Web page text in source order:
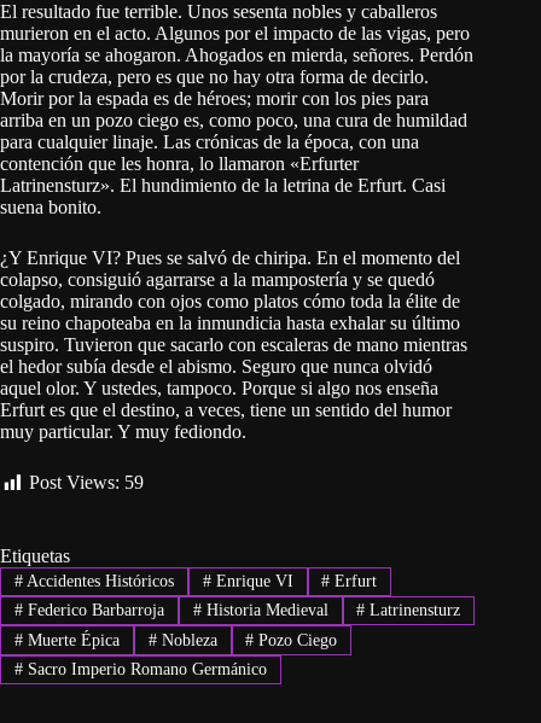
El resultado fue terrible. Unos sesenta nobles y caballeros
murieron en el acto. Algunos por el impacto de las vigas, pero
la mayoría se ahogaron. Ahogados en mierda, señores. Perdón
por la crudeza, pero es que no hay otra forma de decirlo.
Morir por la espada es de héroes; morir con los pies para
arriba en un pozo ciego es, como poco, una cura de humildad
para cualquier linaje. Las crónicas de la época, con una
contención que les honra, lo llamaron «Erfurter
Latrinensturz». El hundimiento de la letrina de Erfurt. Casi
suena bonito.
¿Y Enrique VI? Pues se salvó de chiripa. En el momento del
colapso, consiguió agarrarse a la mampostería y se quedó
colgado, mirando con ojos como platos cómo toda la élite de
su reino chapoteaba en la inmundicia hasta exhalar su último
suspiro. Tuvieron que sacarlo con escaleras de mano mientras
el hedor subía desde el abismo. Seguro que nunca olvidó
aquel olor. Y ustedes, tampoco. Porque si algo nos enseña
Erfurt es que el destino, a veces, tiene un sentido del humor
muy particular. Y muy fediondo.
Post Views: 59
Etiquetas
#Accidentes Históricos #Enrique VI # Erfurt
#Federico Barbarroja #Historia Medieval # Latrinensturz
#Muerte Épica #Nobleza # Pozo Ciego
#Sacro Imperio Romano Germánico